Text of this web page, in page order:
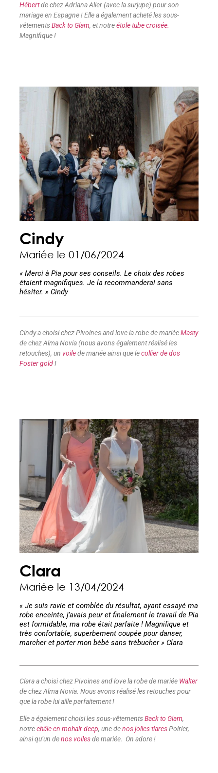
Hébertde chez Adriana Alier (avec la surjupe) pour son
mariage en Espagne ! Elle a également acheté les sous-
vêtementsBack to Glam, et notreétole tube croisée.
Magnifique !
Cindy
Mariée le 01/06/2024
« Merci à Pia pour ses conseils. Le choix des robes
étaient magnifiques. Je la recommanderai sans
hésiter. » Cindy
Cindy a choisi chez Pivoines and love la robe de mariéeMasty
de chez Alma Novia (nous avons également réalisé les
retouches), un voilede mariée ainsi que lecollier de dos
Foster gold!
Clara
Mariée le 13/04/2024
« Je suis ravie et comblée du résultat, ayant essayé ma
robe enceinte, j’avais peur et finalement le travail de Pia
est formidable, ma robe était parfaite ! Magnifique et
très confortable, superbement coupée pour danser,
marcher et porter mon bébé sans trébucher » Clara
Clara a choisi chez Pivoines and love la robe de mariée Walter
de chez Alma Novia. Nous avons réalisé les retouches pour
que la robe lui aille parfaitement !
Elle a également choisi les sous-vêtementsBack to Glam,
notrechâle en mohair deep, une denos jolies tiaresPoirier,
ainsi qu’un denos voilesde mariée. On adore !